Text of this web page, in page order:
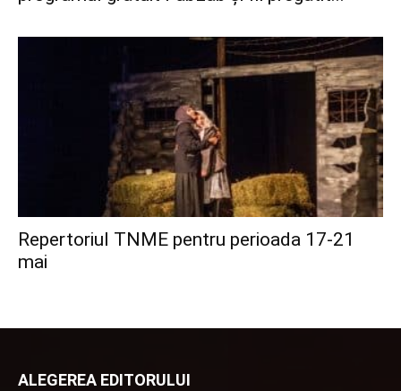
Repertoriul TNME pentru perioada 17-21
mai
ALEGEREA EDITORULUI